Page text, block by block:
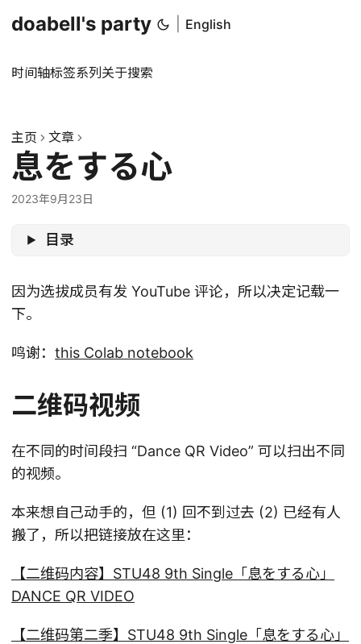
doabell's party English
时间轴标签系列关于搜索
主页 文章
息をする心
2023年9月23日
目录
因为选拔成员有发 YouTube 评论，所以决定记载一
下。
鸣谢： this Colab notebook
二维码视频
在不同的时间段扫 “Dance QR Video” 可以扫出不同
的视频。
本来想自己动手的，但 (1) 回不到过去 (2) 已经有人
搬了，所以把链接放在这里：
【二维码内容】STU48 9th Single「息をする心」
DANCE QR VIDEO
【二维码第二季】STU48 9th Single「息をする心」